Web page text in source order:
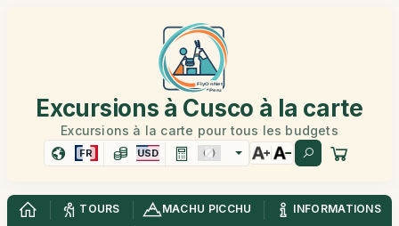
Excursions à Cusco à la carte
Excursions à la carte pour tous les budgets
FR USD
TOURS MACHU PICCHU
INFORMATIONS